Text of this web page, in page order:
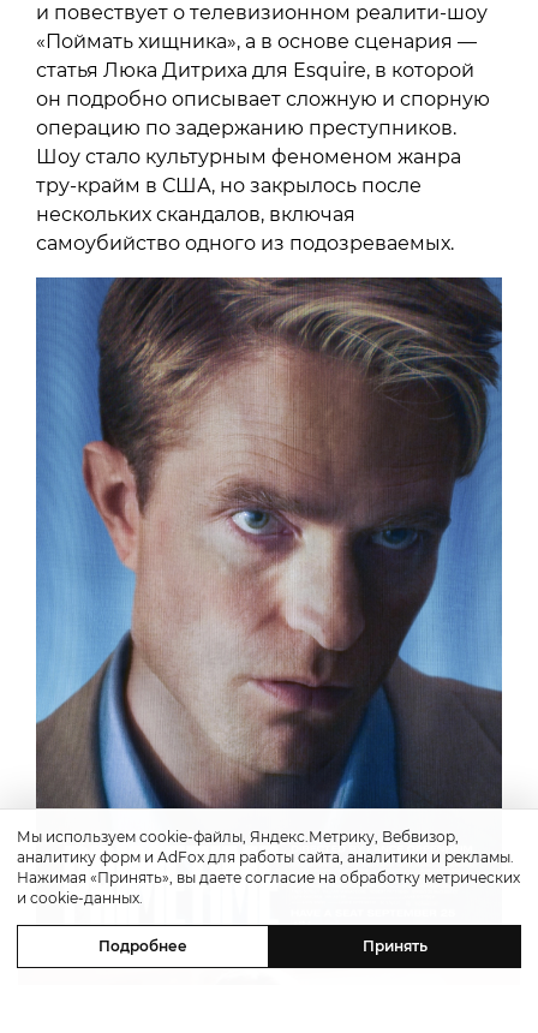
и повествует о телевизионном реалити-шоу
«Поймать хищника», а в основе сценария —
статья Люка Дитриха для Esquire, в которой
он подробно описывает сложную и спорную
операцию по задержанию преступников.
Шоу стало культурным феноменом жанра
тру-крайм в США, но закрылось после
нескольких скандалов, включая
самоубийство одного из подозреваемых.
Мы используем cookie-файлы, Яндекс.Метрику, Вебвизор,
аналитику форм и AdFox для работы сайта, аналитики и рекламы.
Нажимая «Принять», вы даете согласие на обработку метрических
и cookie-данных.
Подробнее Принять